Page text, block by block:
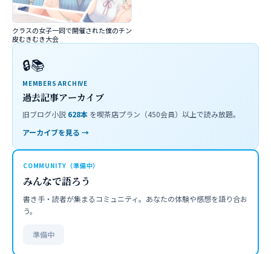
クラスの女子一同で開催された僕のチン
皮むきむき大会
🔒📚
MEMBERS ARCHIVE
過去記事アーカイブ
旧ブログ小説 628本 を喫茶店プラン（450会員）以上で読み放題。
アーカイブを見る →
COMMUNITY（準備中）
みんなで語ろう
書き手・読者が集まるコミュニティ。あなたの体験や感想を語り合お
う。
準備中